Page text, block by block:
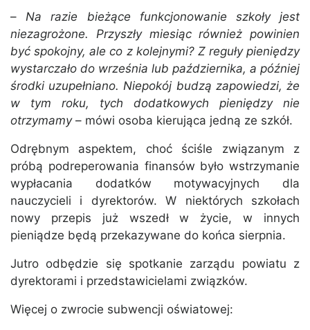
–Na razie bieżące funkcjonowanie szkoły jest
niezagrożone. Przyszły miesiąc również powinien
być spokojny, ale co z kolejnymi? Z reguły pieniędzy
wystarczało do września lub października, a później
środki uzupełniano. Niepokój budzą zapowiedzi, że
w tym roku, tych dodatkowych pieniędzy nie
otrzymamy – mówi osoba kierująca jedną ze szkół.
Odrębnym aspektem, choć ściśle związanym z
próbą podreperowania finansów było wstrzymanie
wypłacania dodatków motywacyjnych dla
nauczycieli i dyrektorów. W niektórych szkołach
nowy przepis już wszedł w życie, w innych
pieniądze będą przekazywane do końca sierpnia.
Jutro odbędzie się spotkanie zarządu powiatu z
dyrektorami i przedstawicielami związków.
Więcej o zwrocie subwencji oświatowej: